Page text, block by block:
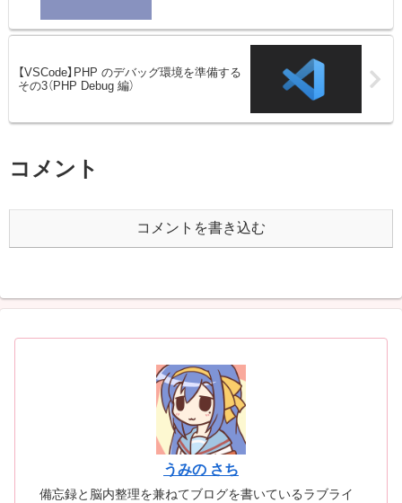
【VSCode】PHP のデバッグ環境を準備する
その3（PHP Debug 編）
コメント
コメントを書き込む
うみの さち
備忘録と脳内整理を兼ねてブログを書いているラブライ